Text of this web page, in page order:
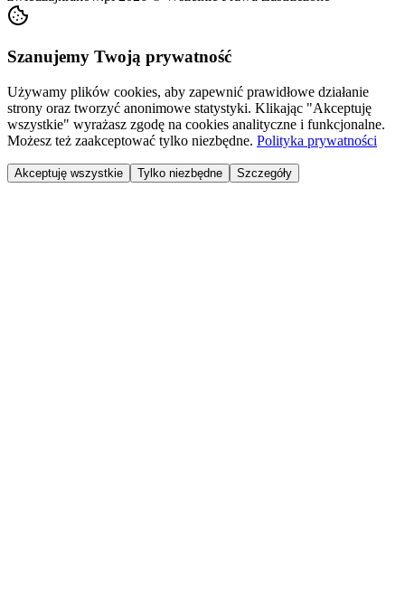
Szanujemy Twoją prywatność
Używamy plików cookies, aby zapewnić prawidłowe działanie
strony oraz tworzyć anonimowe statystyki. Klikając "Akceptuję
wszystkie" wyrażasz zgodę na cookies analityczne i funkcjonalne.
Możesz też zaakceptować tylko niezbędne. Polityka prywatności
Akceptuję wszystkie Tylko niezbędne Szczegóły